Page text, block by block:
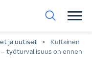
ja uutiset >
Kultainen
työturvallisuus on ennen